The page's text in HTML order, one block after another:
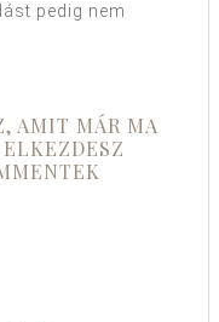
pedig nem
AMIT MÁR MA